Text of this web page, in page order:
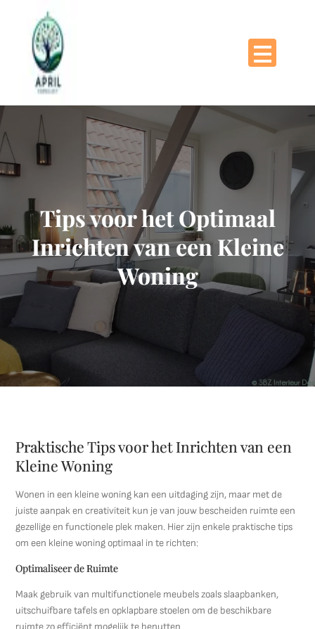
Tips voor het Optimaal
Inrichten van een Kleine
Woning
Praktische Tips voor het Inrichten van een
Kleine Woning
Wonen in een kleine woning kan een uitdaging zijn, maar met de
juiste aanpak en creativiteit kun je van jouw bescheiden ruimte een
gezellige en functionele plek maken. Hier zijn enkele praktische tips
om een kleine woning optimaal in te richten:
Optimaliseer de Ruimte
Maak gebruik van multifunctionele meubels zoals slaapbanken,
uitschuifbare tafels en opklapbare stoelen om de beschikbare
ruimte zo efficiënt mogelijk te benutten.